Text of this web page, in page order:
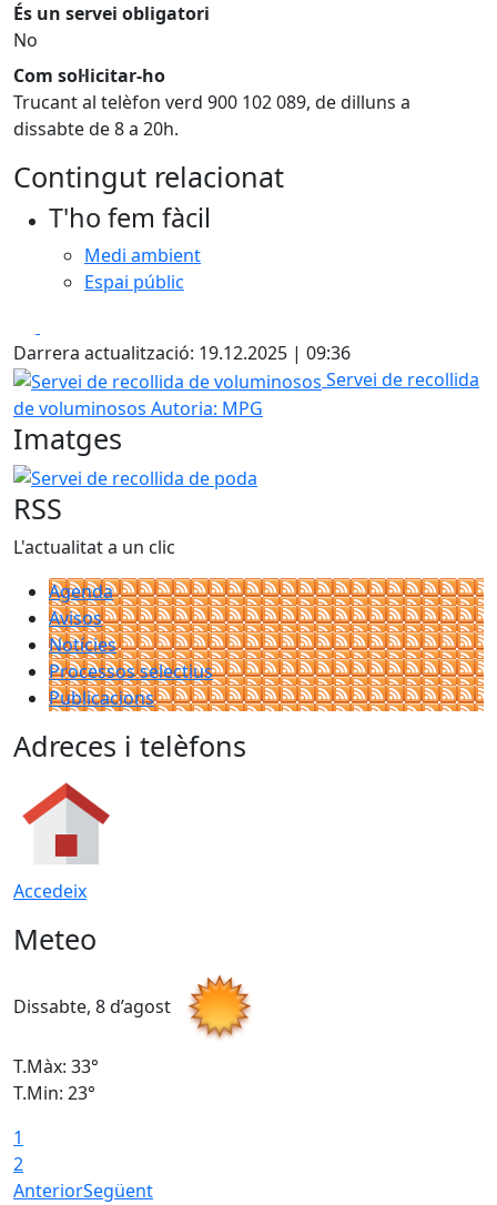
És un servei obligatori
No
Com sol·licitar-ho
Trucant al telèfon verd 900 102 089, de dilluns a
dissabte de 8 a 20h.
Contingut relacionat
T'ho fem fàcil
Medi ambient
Espai públic
Darrera actualització: 19.12.2025 | 09:36
Servei de recollida de voluminosos
Servei de recollida
de voluminosos Autoria: MPG
Imatges
Servei de recollida de poda
RSS
L'actualitat a un clic
Agenda
Avisos
Notícies
Processos selectius
Publicacions
Adreces i telèfons
Accedeix
Meteo
Dissabte, 8 d’agost
T.Màx: 33°
T.Min: 23°
1
2
AnteriorSegüent